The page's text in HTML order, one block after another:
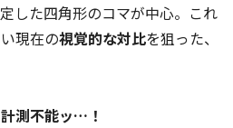
した四角形のコマが中心。これ
現在の視覚的な対比を狙った、
測不能ッ…！